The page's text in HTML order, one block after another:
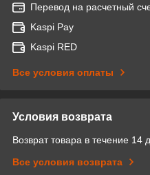
Перевод на расчетный
Kaspi Pay
Kaspi RED
Все условия оплаты
Условия возврата
Возврат товара в течение 14
Все условия возврата